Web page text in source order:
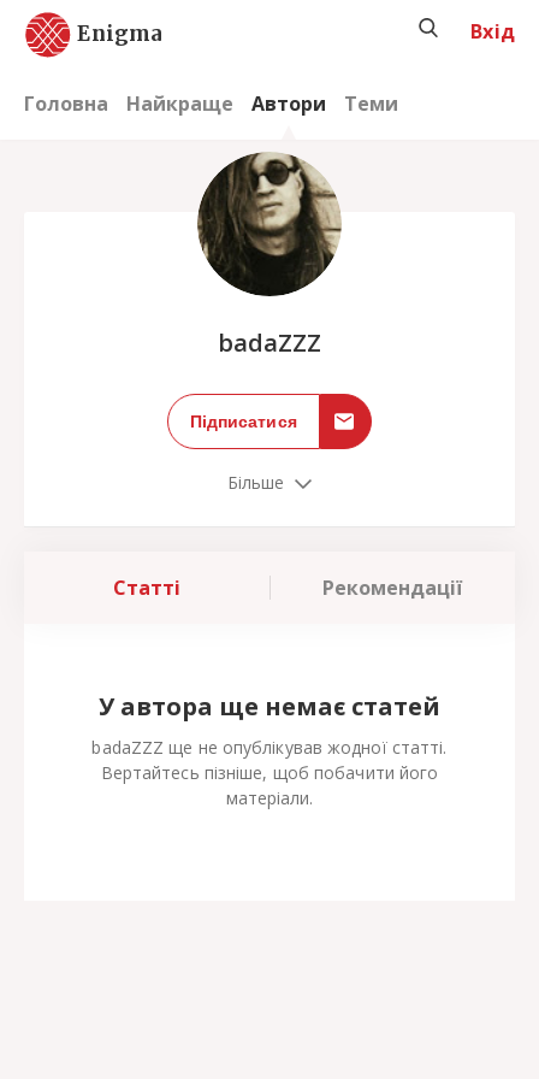
Enigma
Головна Найкраще Автори Теми
Вхід
badaZZZ
Підписатися
Більше
Статті Рекомендації
У автора ще немає статей
badaZZZ ще не опублікував жодної статті.
Вертайтесь пізніше, щоб побачити його
матеріали.